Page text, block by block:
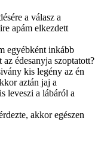
a válasz a
apám elkezdett
egyébként inkább
édesanyja szoptatott?
kis legény az én
aztán jaj a
leveszi a lábáról a
akkor egészen